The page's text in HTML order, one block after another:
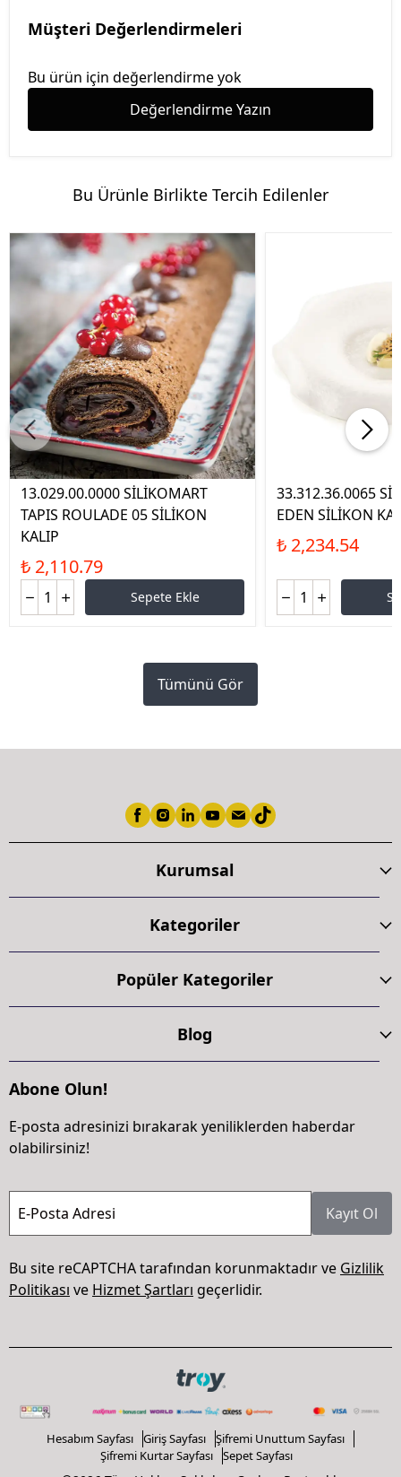
Müşteri Değerlendirmeleri
Bu ürün için değerlendirme yok
Değerlendirme Yazın
Bu Ürünle Birlikte Tercih Edilenler
13.029.00.0000 SİLİKOMART
TAPIS ROULADE 05 SİLİKON
KALIP
₺ 2,110.79
Sepete Ekle
33.312.36.0065
EDEN SİLİKON
₺ 2,234.54
Tümünü Gör
Kurumsal
Kategoriler
Popüler Kategoriler
Blog
Abone Olun!
E-posta adresinizi bırakarak yeniliklerden haberdar
olabilirsiniz!
E-Posta Adresi Kayıt Ol
Bu site reCAPTCHA tarafından korunmaktadır ve Gizlilik
Politikası ve Hizmet Şartları geçerlidir.
Hesabım Sayfası Giriş Sayfası
Şifremi Unuttum Sayfası
Şifremi Kurtar Sayfası
Sepet Sayfası